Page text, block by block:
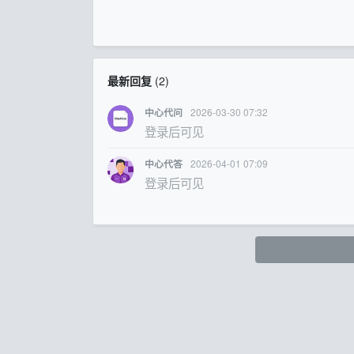
最新回复(2)
中心代问 2026-03-30 07:32
登录后可见
中心代答 2026-04-01 07:09
登录后可见